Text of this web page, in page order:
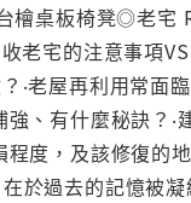
檜桌板椅凳◎老宅
老宅的注意事項
‧老屋再利用常
、有什麼秘訣？
度，及該修復的
於過去的記憶被